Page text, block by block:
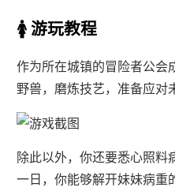
🚺 游玩教程
作为所在城镇的冒险者公
野兽，磨炼技艺，准备应对
除此以外，你还要悉心照
一日，你能够解开妹妹病重